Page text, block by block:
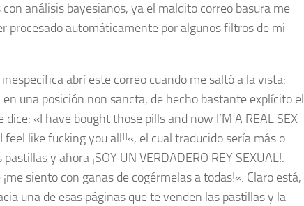
análisis bayesianos, ya el maldito correo basura me
procesado automáticamente por algunos filtros de mi
abrí este correo cuando me saltó a la vista:
una posición non sancta, de hecho bastante explícito el
dice: «I have bought those pills and now I’M A REAL SEX
feel like fucking you all!!«, el cual traducido sería más o
pastillas y ahora ¡SOY UN VERDADERO REY SEXUAL!.
siento con ganas de cogérmelas a todas!«. Claro está,
una de esas páginas que te venden las pastillas y la